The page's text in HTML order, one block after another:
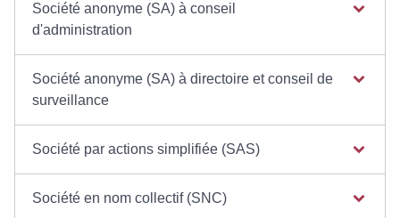
Société anonyme (SA) à conseil
d'administration
Société anonyme (SA) à directoire et conseil de
surveillance
Société par actions simplifiée (SAS)
Société en nom collectif (SNC)